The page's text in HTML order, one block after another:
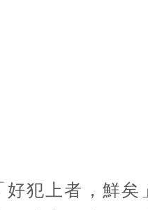
好犯上者，鮮